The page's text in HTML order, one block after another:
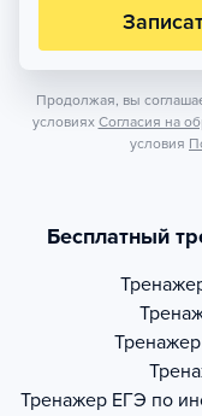
Продолжая, вы
условиях Согласия на
условия
Бесплатный
Тренажер
Тренажер ЕГЭ по